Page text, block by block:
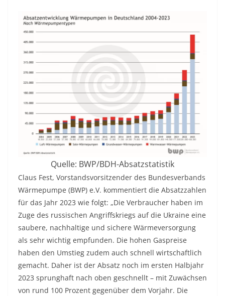
Quelle: BWP/BDH-Absatzstatistik
Claus Fest, Vorstandsvorsitzender des Bundesverbands
Wärmepumpe (BWP) e.V. kommentiert die Absatzzahlen
für das Jahr 2023 wie folgt: „Die Verbraucher haben im
Zuge des russischen Angriffskriegs auf die Ukraine eine
saubere, nachhaltige und sichere Wärmeversorgung
als sehr wichtig empfunden. Die hohen Gaspreise
haben den Umstieg zudem auch schnell wirtschaftlich
gemacht. Daher ist der Absatz noch im ersten Halbjahr
2023 sprunghaft nach oben geschnellt – mit Zuwächsen
von rund 100 Prozent gegenüber dem Vorjahr. Die